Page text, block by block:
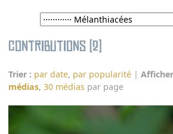
Contributions (2)
Trier : par date, par popularité |Afficher
médias,30 médias par page